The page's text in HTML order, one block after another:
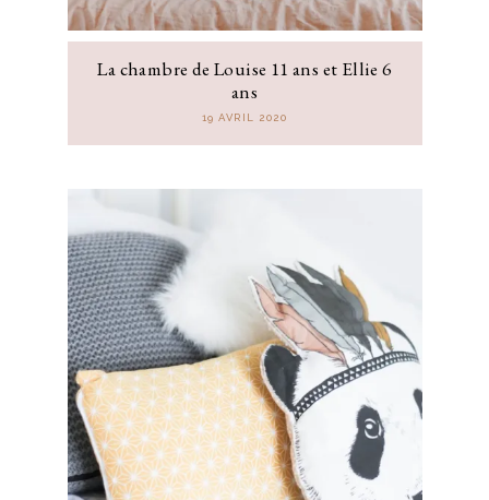
La chambre de Louise 11 ans et Ellie 6
ans
19 AVRIL 2020